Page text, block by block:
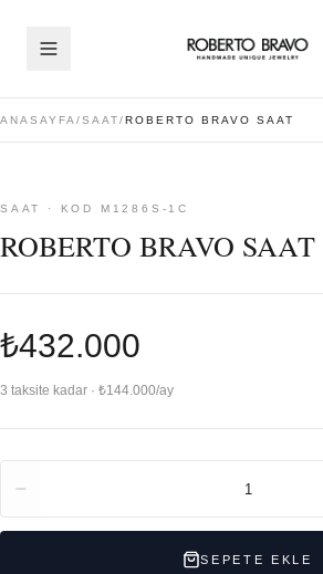
ANASAYFA /SAAT/ROBERTO BRAVO SAAT
SAAT · KOD M1286S-1C
ROBERTO BRAVO SAAT
₺432.000
3 taksite kadar · ₺144.000/ay
1
SEPETE EKLE